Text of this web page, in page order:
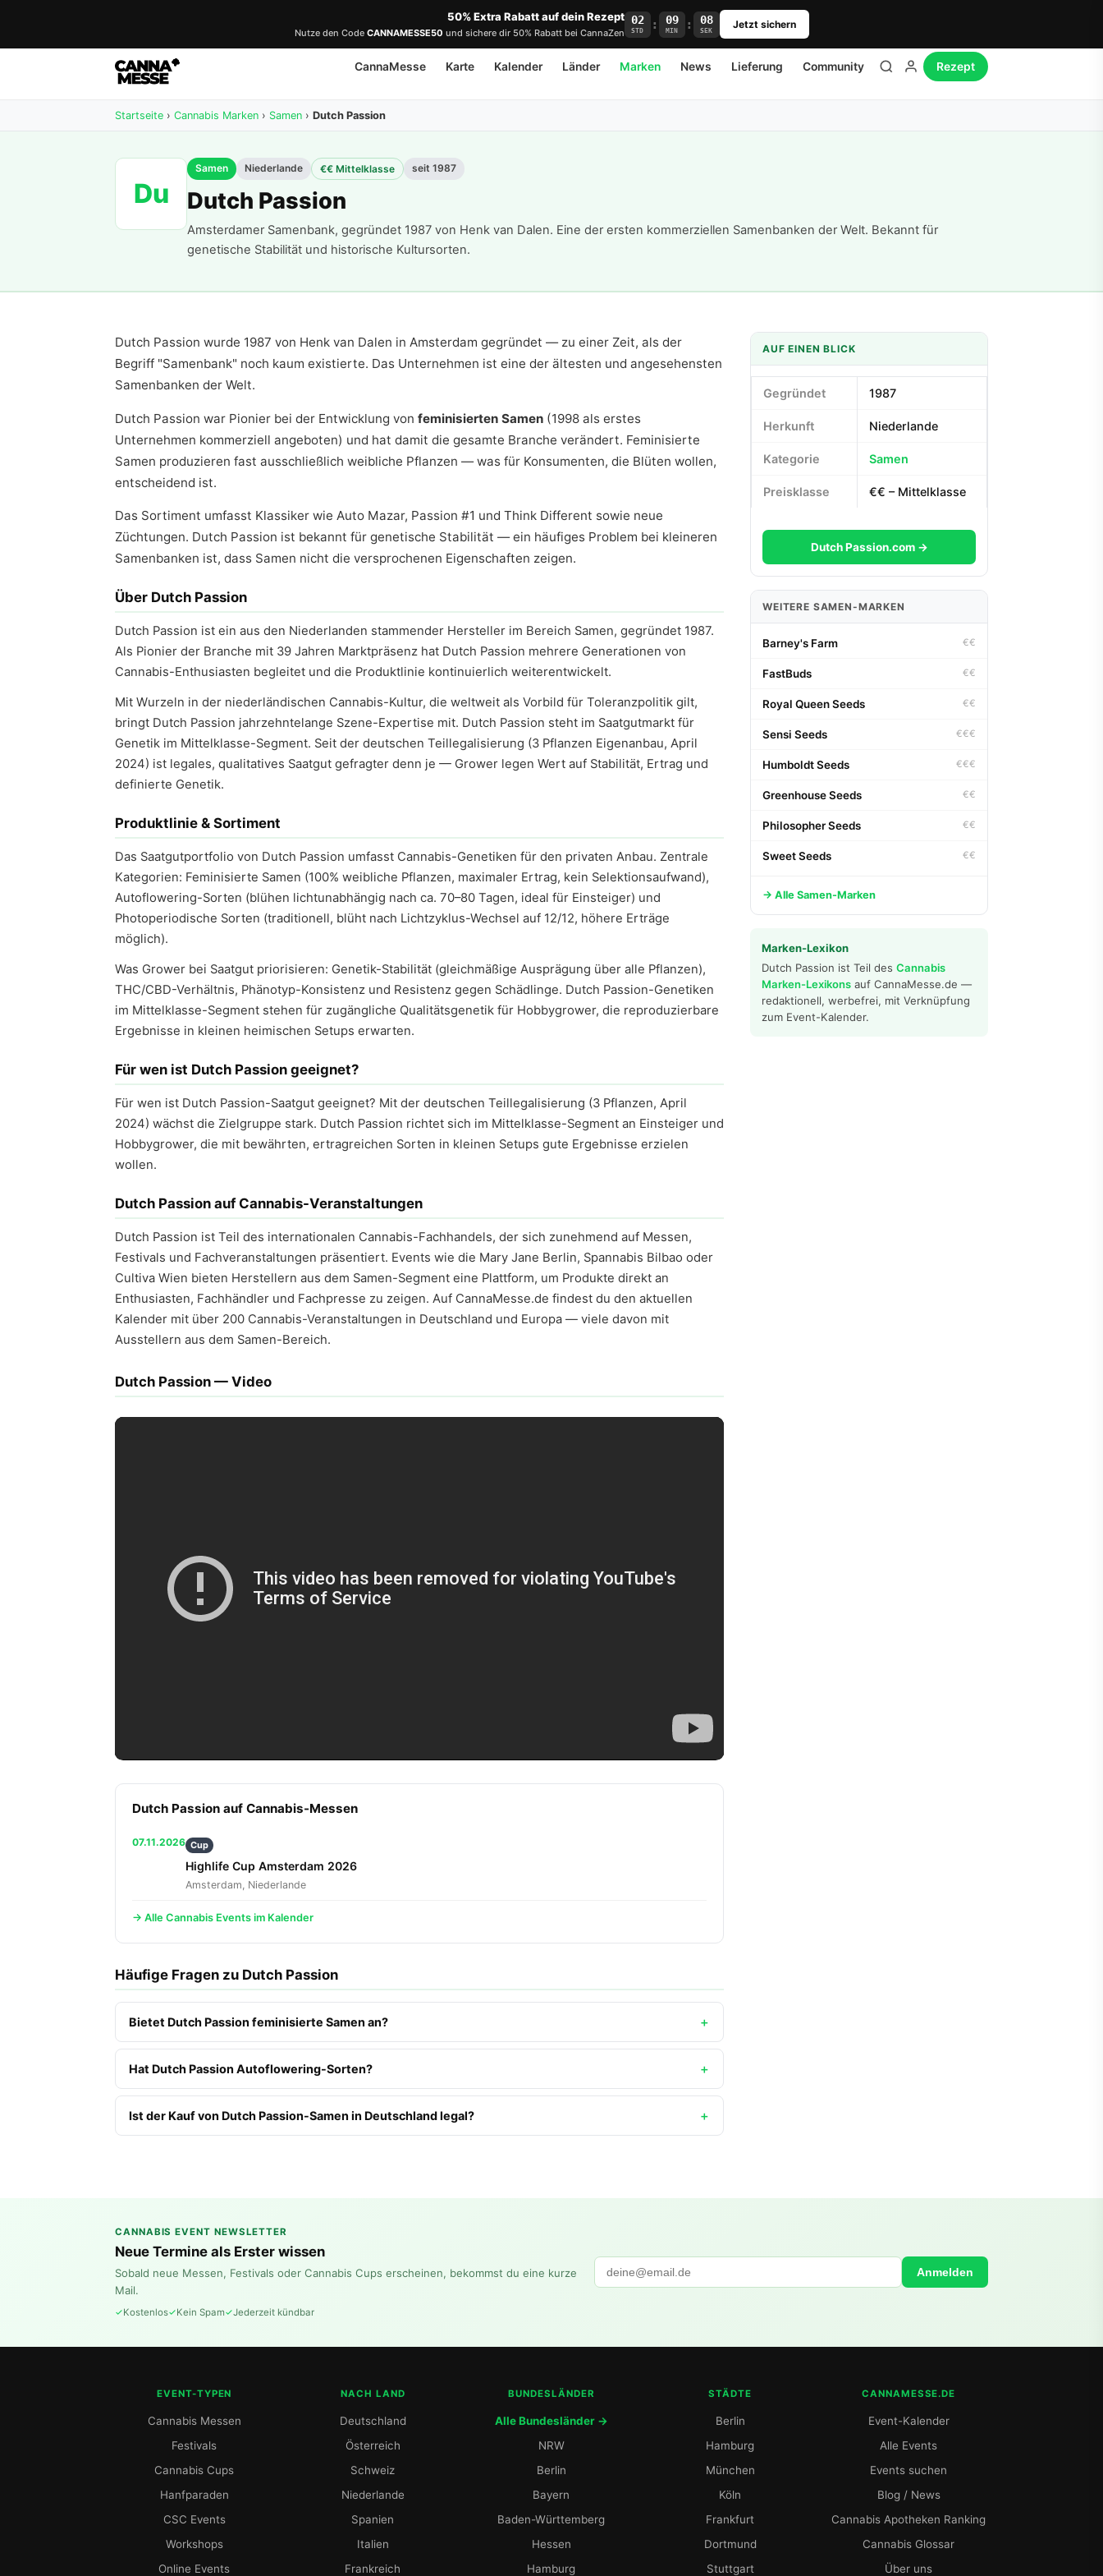
50% Extra Rabatt auf dein Rezept
Nutze den Code CANNAMESSE50 und sichere dir 50% Rabatt bei CannaZen
02
STD : 09
MIN : 08
SEK Jetzt sichern
CannaMesse Karte Kalender Länder Marken News Lieferung Community Rezept
Startseite › Cannabis Marken › Samen › Dutch Passion
Du
Samen Niederlande €€ Mittelklasse seit 1987
Dutch Passion
Amsterdamer Samenbank, gegründet 1987 von Henk van Dalen. Eine der ersten kommerziellen Samenbanken der Welt. Bekannt für
genetische Stabilität und historische Kultursorten.
Dutch Passion wurde 1987 von Henk van Dalen in Amsterdam gegründet — zu einer Zeit, als der
Begriff "Samenbank" noch kaum existierte. Das Unternehmen ist eine der ältesten und angesehensten
Samenbanken der Welt.
Dutch Passion war Pionier bei der Entwicklung von feminisierten Samen (1998 als erstes
Unternehmen kommerziell angeboten) und hat damit die gesamte Branche verändert. Feminisierte
Samen produzieren fast ausschließlich weibliche Pflanzen — was für Konsumenten, die Blüten wollen,
entscheidend ist.
Das Sortiment umfasst Klassiker wie Auto Mazar, Passion #1 und Think Different sowie neue
Züchtungen. Dutch Passion ist bekannt für genetische Stabilität — ein häufiges Problem bei kleineren
Samenbanken ist, dass Samen nicht die versprochenen Eigenschaften zeigen.
Über Dutch Passion
Dutch Passion ist ein aus den Niederlanden stammender Hersteller im Bereich Samen, gegründet 1987.
Als Pionier der Branche mit 39 Jahren Marktpräsenz hat Dutch Passion mehrere Generationen von
Cannabis-Enthusiasten begleitet und die Produktlinie kontinuierlich weiterentwickelt.
Mit Wurzeln in der niederländischen Cannabis-Kultur, die weltweit als Vorbild für Toleranzpolitik gilt,
bringt Dutch Passion jahrzehntelange Szene-Expertise mit. Dutch Passion steht im Saatgutmarkt für
Genetik im Mittelklasse-Segment. Seit der deutschen Teillegalisierung (3 Pflanzen Eigenanbau, April
2024) ist legales, qualitatives Saatgut gefragter denn je — Grower legen Wert auf Stabilität, Ertrag und
definierte Genetik.
Produktlinie & Sortiment
Das Saatgutportfolio von Dutch Passion umfasst Cannabis-Genetiken für den privaten Anbau. Zentrale
Kategorien: Feminisierte Samen (100% weibliche Pflanzen, maximaler Ertrag, kein Selektionsaufwand),
Autoflowering-Sorten (blühen lichtunabhängig nach ca. 70–80 Tagen, ideal für Einsteiger) und
Photoperiodische Sorten (traditionell, blüht nach Lichtzyklus-Wechsel auf 12/12, höhere Erträge
möglich).
Was Grower bei Saatgut priorisieren: Genetik-Stabilität (gleichmäßige Ausprägung über alle Pflanzen),
THC/CBD-Verhältnis, Phänotyp-Konsistenz und Resistenz gegen Schädlinge. Dutch Passion-Genetiken
im Mittelklasse-Segment stehen für zugängliche Qualitätsgenetik für Hobbygrower, die reproduzierbare
Ergebnisse in kleinen heimischen Setups erwarten.
Für wen ist Dutch Passion geeignet?
Für wen ist Dutch Passion-Saatgut geeignet? Mit der deutschen Teillegalisierung (3 Pflanzen, April
2024) wächst die Zielgruppe stark. Dutch Passion richtet sich im Mittelklasse-Segment an Einsteiger und
Hobbygrower, die mit bewährten, ertragreichen Sorten in kleinen Setups gute Ergebnisse erzielen
wollen.
Dutch Passion auf Cannabis-Veranstaltungen
Dutch Passion ist Teil des internationalen Cannabis-Fachhandels, der sich zunehmend auf Messen,
Festivals und Fachveranstaltungen präsentiert. Events wie die Mary Jane Berlin, Spannabis Bilbao oder
Cultiva Wien bieten Herstellern aus dem Samen-Segment eine Plattform, um Produkte direkt an
Enthusiasten, Fachhändler und Fachpresse zu zeigen. Auf CannaMesse.de findest du den aktuellen
Kalender mit über 200 Cannabis-Veranstaltungen in Deutschland und Europa — viele davon mit
Ausstellern aus dem Samen-Bereich.
Dutch Passion — Video
Dutch Passion auf Cannabis-Messen
07.11.2026 Cup
Highlife Cup Amsterdam 2026
Amsterdam, Niederlande
→ Alle Cannabis Events im Kalender
Häufige Fragen zu Dutch Passion
Bietet Dutch Passion feminisierte Samen an?
Hat Dutch Passion Autoflowering-Sorten?
Ist der Kauf von Dutch Passion-Samen in Deutschland legal?
AUF EINEN BLICK
Gegründet 1987
Herkunft Niederlande
Kategorie Samen
Preisklasse €€ – Mittelklasse
Dutch Passion.com →
WEITERE SAMEN-MARKEN
Barney's Farm €€
FastBuds €€
Royal Queen Seeds €€
Sensi Seeds €€€
Humboldt Seeds €€€
Greenhouse Seeds €€
Philosopher Seeds €€
Sweet Seeds €€
→ Alle Samen-Marken
Marken-Lexikon
Dutch Passion ist Teil des Cannabis
Marken-Lexikons auf CannaMesse.de —
redaktionell, werbefrei, mit Verknüpfung
zum Event-Kalender.
CANNABIS EVENT NEWSLETTER
Neue Termine als Erster wissen
Sobald neue Messen, Festivals oder Cannabis Cups erscheinen, bekommst du eine kurze
Mail.
Kostenlos Kein Spam Jederzeit kündbar
Anmelden
EVENT-TYPEN
Cannabis Messen
Festivals
Cannabis Cups
Hanfparaden
CSC Events
Workshops
Online Events
NACH LAND
Deutschland
Österreich
Schweiz
Niederlande
Spanien
Italien
Frankreich
BUNDESLÄNDER
Alle Bundesländer →
NRW
Berlin
Bayern
Baden-Württemberg
Hessen
Hamburg
STÄDTE
Berlin
Hamburg
München
Köln
Frankfurt
Dortmund
Stuttgart
CANNAMESSE.DE
Event-Kalender
Alle Events
Events suchen
Blog / News
Cannabis Apotheken Ranking
Cannabis Glossar
Über uns